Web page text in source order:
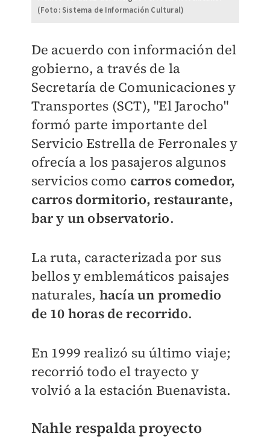
(Foto: Sistema de Información Cultural)
De acuerdo con información del
gobierno, a través de la
Secretaría de Comunicaciones y
Transportes (SCT), "El Jarocho"
formó parte importante del
Servicio Estrella de Ferronales y
ofrecía a los pasajeros algunos
servicios como carros comedor,
carros dormitorio, restaurante,
bar y un observatorio.
La ruta, caracterizada por sus
bellos y emblemáticos paisajes
naturales, hacía un promedio
de 10 horas de recorrido.
En 1999 realizó su último viaje;
recorrió todo el trayecto y
volvió a la estación Buenavista.
Nahle respalda proyecto